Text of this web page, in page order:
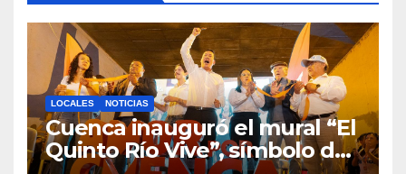
LOCALES NOTICIAS
Cuenca inauguró el mural “El
Quinto Río Vive”, símbolo de